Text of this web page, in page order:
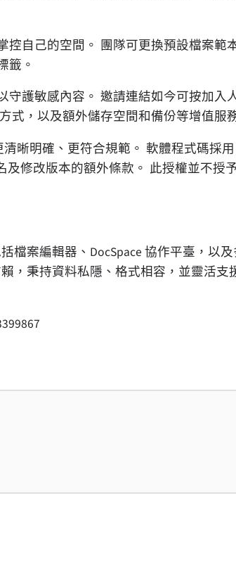
自己的空間。 團隊可更換預設檔案範
籤。
護敏感內容。 邀請連結如今可按加入
式，以及額外儲存空間和備份等增值服
晰明確、更符合規範。 軟體程式碼採用
及修改版本的額外條款。 此授權並不授予
檔案編輯器、DocSpace 協作平臺，以
賴，秉持資料私隱、格式相容，並靈活